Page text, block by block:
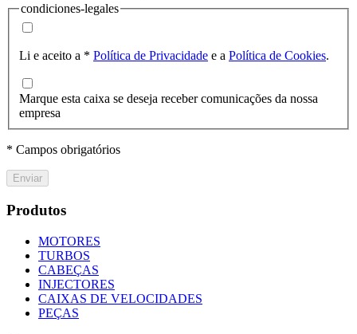
condiciones-legales
Li e aceito a * Política de Privacidade e a Política de Cookies.
Marque esta caixa se deseja receber comunicações da nossa
empresa
* Campos obrigatórios
Enviar
Produtos
MOTORES
TURBOS
CABEÇAS
INJECTORES
CAIXAS DE VELOCIDADES
PEÇAS